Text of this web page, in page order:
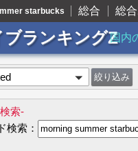
starbucks 総合 総
ブランキングZ国内
索-
検索：